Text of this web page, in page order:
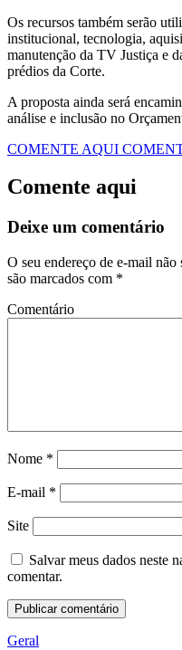
Os recursos também serão
institucional, tecnologia,
manutenção da TV Justiça e
prédios da Corte.
A proposta ainda será
análise e inclusão no
COMENTE AQUI
Comente aqui
Deixe um comentário
O seu endereço de e-mail não
são marcados com *
Comentário
Nome *
E-mail *
Site
Salvar meus dados neste
comentar.
Geral